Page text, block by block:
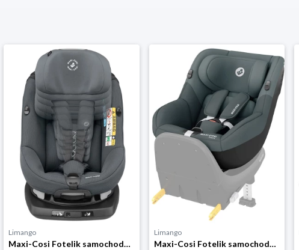
Limango
Maxi-Cosi Fotelik samochodowy "AxissFix" w kolorze antracytowym - grupa 0/1 rozmiar: onesize
Limango
Maxi-Cosi Fotelik samochodowy "Pearl S" w kolorze antracytowym - grupa 0/1 rozmiar: onesize